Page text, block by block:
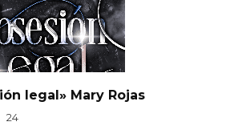
legal» Mary Rojas
24